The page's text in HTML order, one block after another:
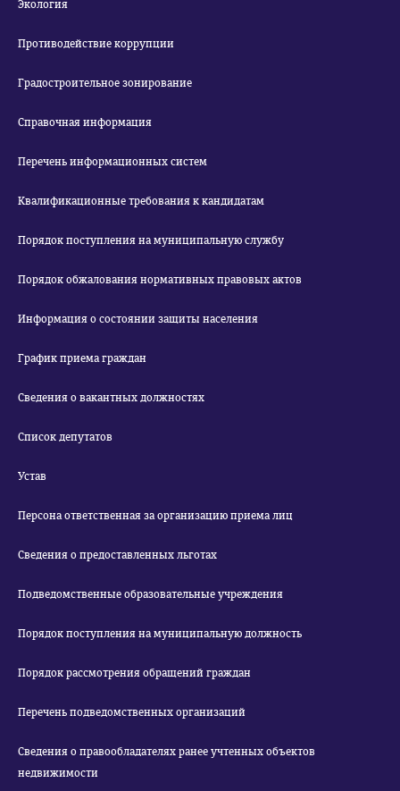
Экология
Противодействие коррупции
Градостроительное зонирование
Справочная информация
Перечень информационных систем
Квалификационные требования к кандидатам
Порядок поступления на муниципальную службу
Порядок обжалования нормативных правовых актов
Информация о состоянии защиты населения
График приема граждан
Сведения о вакантных должностях
Список депутатов
Устав
Персона ответственная за организацию приема лиц
Сведения о предоставленных льготах
Подведомственные образовательные учреждения
Порядок поступления на муниципальную должность
Порядок рассмотрения обращений граждан
Перечень подведомственных организаций
Сведения о правообладателях ранее учтенных объектов
недвижимости